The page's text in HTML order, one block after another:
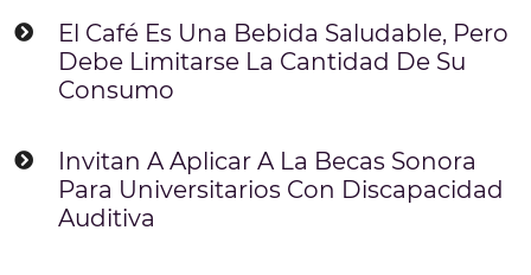
El Café Es Una Bebida Saludable, Pero
Debe Limitarse La Cantidad De Su
Consumo
Invitan A Aplicar A La Becas Sonora
Para Universitarios Con Discapacidad
Auditiva